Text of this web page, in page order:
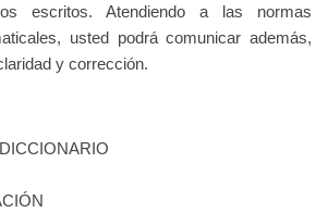
escritos. Atendiendo a las normas
usted podrá comunicar además,
y corrección.